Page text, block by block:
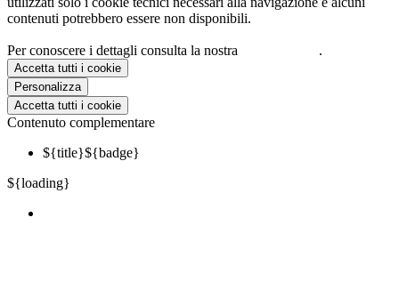
contenuti potrebbero essere non disponibili.
Per conoscere i dettagli consulta la nostra .
Accetta tutti i cookie
Personalizza
Accetta tutti i cookie
Contenuto complementare
${title}${badge}
${loading}